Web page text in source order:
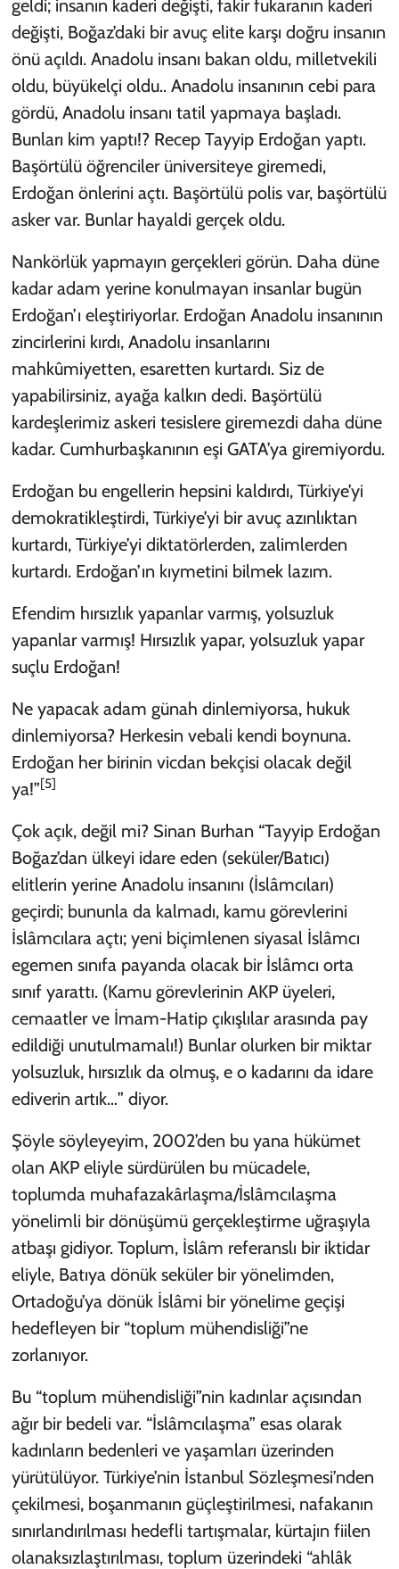
geldi; insanın kaderi değişti, fakir fukaranın kaderi
değişti, Boğaz’daki bir avuç elite karşı doğru insanın
önü açıldı. Anadolu insanı bakan oldu, milletvekili
oldu, büyükelçi oldu.. Anadolu insanının cebi para
gördü, Anadolu insanı tatil yapmaya başladı.
Bunları kim yaptı!? Recep Tayyip Erdoğan yaptı.
Başörtülü öğrenciler üniversiteye giremedi,
Erdoğan önlerini açtı. Başörtülü polis var, başörtülü
asker var. Bunlar hayaldi gerçek oldu.
Nankörlük yapmayın gerçekleri görün. Daha düne
kadar adam yerine konulmayan insanlar bugün
Erdoğan’ı eleştiriyorlar. Erdoğan Anadolu insanının
zincirlerini kırdı, Anadolu insanlarını
mahkûmiyetten, esaretten kurtardı. Siz de
yapabilirsiniz, ayağa kalkın dedi. Başörtülü
kardeşlerimiz askeri tesislere giremezdi daha düne
kadar. Cumhurbaşkanının eşi GATA’ya giremiyordu.
Erdoğan bu engellerin hepsini kaldırdı, Türkiye’yi
demokratikleştirdi, Türkiye’yi bir avuç azınlıktan
kurtardı, Türkiye’yi diktatörlerden, zalimlerden
kurtardı. Erdoğan’ın kıymetini bilmek lazım.
Efendim hırsızlık yapanlar varmış, yolsuzluk
yapanlar varmış! Hırsızlık yapar, yolsuzluk yapar
suçlu Erdoğan!
Ne yapacak adam günah dinlemiyorsa, hukuk
dinlemiyorsa? Herkesin vebali kendi boynuna.
Erdoğan her birinin vicdan bekçisi olacak değil
ya!”[5]
Çok açık, değil mi? Sinan Burhan “Tayyip Erdoğan
Boğaz’dan ülkeyi idare eden (seküler/Batıcı)
elitlerin yerine Anadolu insanını (İslâmcıları)
geçirdi; bununla da kalmadı, kamu görevlerini
İslâmcılara açtı; yeni biçimlenen siyasal İslâmcı
egemen sınıfa payanda olacak bir İslâmcı orta
sınıf yarattı. (Kamu görevlerinin AKP üyeleri,
cemaatler ve İmam-Hatip çıkışlılar arasında pay
edildiği unutulmamalı!) Bunlar olurken bir miktar
yolsuzluk, hırsızlık da olmuş, e o kadarını da idare
ediverin artık…” diyor.
Şöyle söyleyeyim, 2002’den bu yana hükümet
olan AKP eliyle sürdürülen bu mücadele,
toplumda muhafazakârlaşma/İslâmcılaşma
yönelimli bir dönüşümü gerçekleştirme uğraşıyla
atbaşı gidiyor. Toplum, İslâm referanslı bir iktidar
eliyle, Batıya dönük seküler bir yönelimden,
Ortadoğu’ya dönük İslâmi bir yönelime geçişi
hedefleyen bir “toplum mühendisliği”ne
zorlanıyor.
Bu “toplum mühendisliği”nin kadınlar açısından
ağır bir bedeli var. “İslâmcılaşma” esas olarak
kadınların bedenleri ve yaşamları üzerinden
yürütülüyor. Türkiye’nin İstanbul Sözleşmesi’nden
çekilmesi, boşanmanın güçleştirilmesi, nafakanın
sınırlandırılması hedefli tartışmalar, kürtajın fiilen
olanaksızlaştırılması, toplum üzerindeki “ahlâk